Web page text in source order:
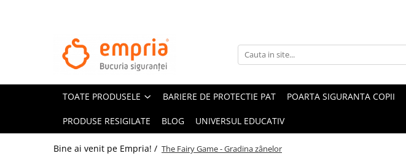
TOATE PRODUSELE
Oferte Protectii Laterale Pat
Bariere protectie pentru pat
Aparatori laterale patut bebe
TOATE PRODUSELE BARIERE DE PROTECTIE PAT POARTA SIGURANTA COPII
PRODUSE RESIGILATE BLOG UNIVERSUL EDUCATIV
Bine ai venit pe Empria! / The Fairy Game - Gradina zânelor